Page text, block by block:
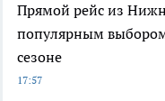
Прямой рейс из
популярным
сезоне
17:57